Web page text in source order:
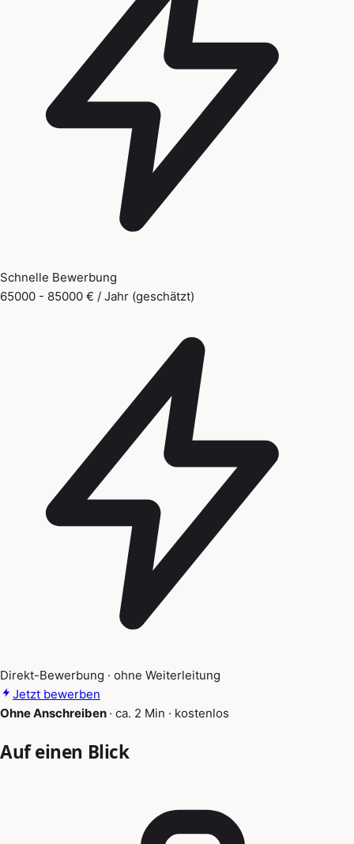
Schnelle Bewerbung
65000 - 85000 € / Jahr (geschätzt)
Direkt-Bewerbung · ohne Weiterleitung
Jetzt bewerben
Ohne Anschreiben · ca. 2 Min · kostenlos
Auf einen Blick